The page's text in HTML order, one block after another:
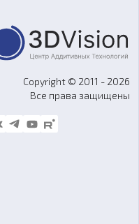
литья
Copyright © 2011 - 2026
Все права защищены